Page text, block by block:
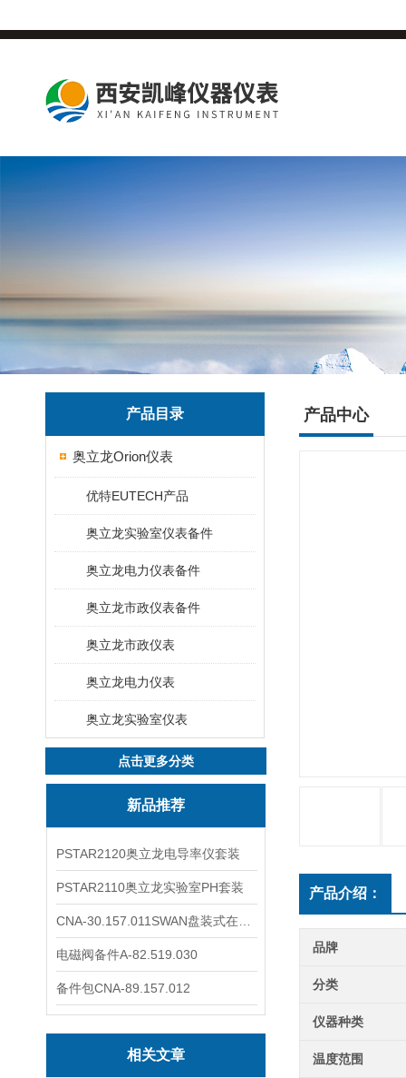
产品目录
奥立龙Orion仪表
优特EUTECH产品
奥立龙实验室仪表备件
奥立龙电力仪表备件
奥立龙市政仪表备件
奥立龙市政仪表
奥立龙电力仪表
奥立龙实验室仪表
点击更多分类
新品推荐
PSTAR2120奥立龙电导率仪套装
PSTAR2110奥立龙实验室PH套装
电磁阀备件A-82.519.030
备件包CNA-89.157.012
相关文章
产品中心
产品介绍：
品牌
分类
仪器种类
温度范围